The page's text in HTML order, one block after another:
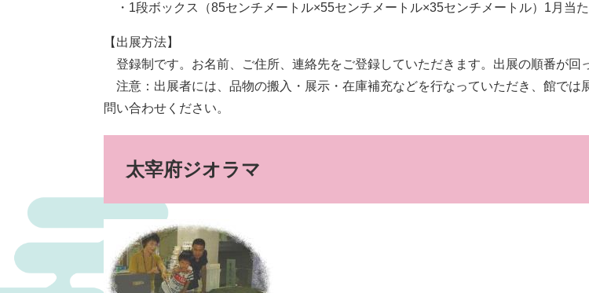
・1段ボックス（85センチメートル×55センチメートル×35センチメートル）1月当
【出展方法】
登録制です。お名前、ご住所、連絡先をご登録していただきます。出展の順番が回
注意：出展者には、品物の搬入・展示・在庫補充などを行なっていただき、館で
問い合わせください。
太宰府ジオラマ